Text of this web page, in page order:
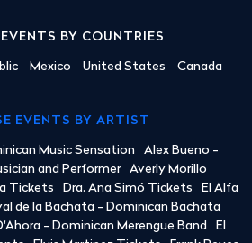
BY COUNTRIES
Mexico United States Canada
EVENTS BY ARTIST
Music Sensation
Alex Bueno -
and Performer
Averly Morillo
Tickets Dra. Ana Simó Tickets
El Alfa
de la Bachata - Dominican Bachata
- Dominican Merengue Band
El